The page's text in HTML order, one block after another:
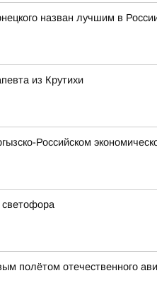
назван лучшим в
из Крутихи
Российском
полётом отечественного